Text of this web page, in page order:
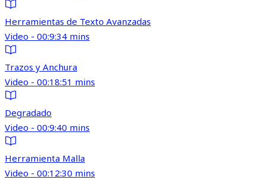
Herramientas de Texto Avanzadas
Video - 00:9:34 mins
Trazos y Anchura
Video - 00:18:51 mins
Degradado
Video - 00:9:40 mins
Herramienta Malla
Video - 00:12:30 mins